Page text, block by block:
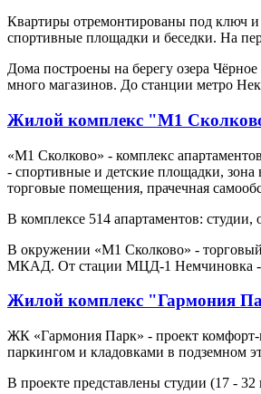
Квартиры отремонтированы под ключ и
спортивные площадки и беседки. На
Дома построены на берегу озера
много магазинов. До станции метро
Жилой комплекс "М1
«М1 Сколково» - комплекс
- спортивные и детские площадки,
торговые помещения, прачечная
В комплексе 514 апартаментов:
В окружении «М1 Сколково» -
МКАД. От стации МЦД-1 Немчиновка -
Жилой комплекс "Гармония
ЖК «Гармония Парк» - проект
паркингом и кладовками в подземном
В проекте представлены студии (17 -